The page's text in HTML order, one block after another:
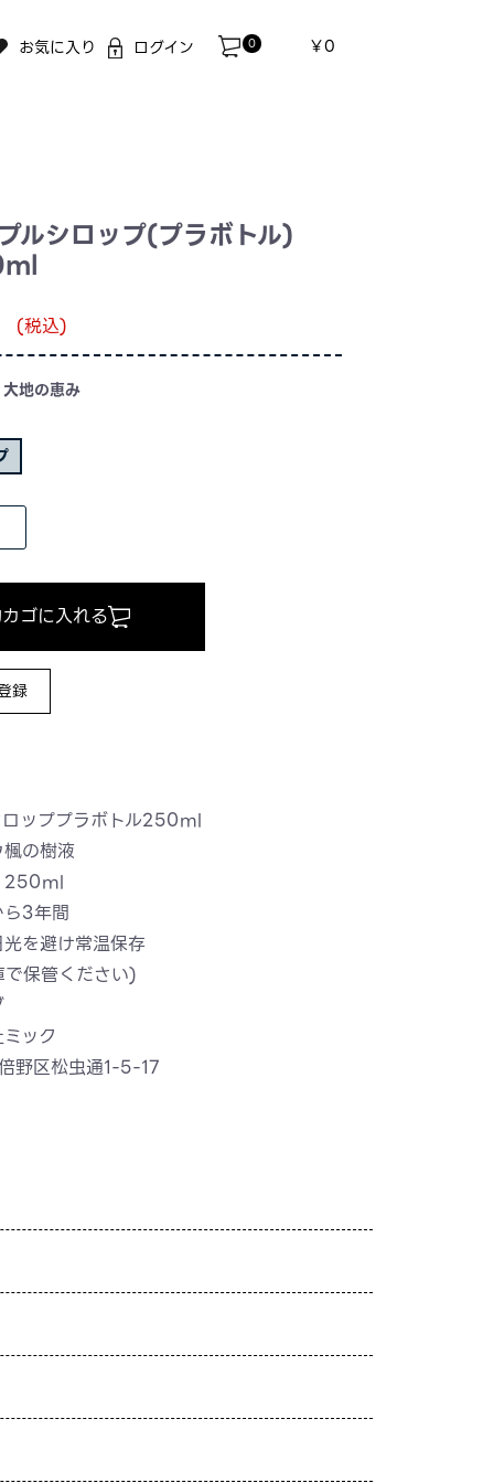
お気に入り ログイン 0 ￥0
ルシロップ(プラボトル)
(税込)
地の恵み
ゴに入れる
録
ッププラボトル250ml
の樹液
250ml
3年間
を避け常温保存
保管ください)
ック
野区松虫通1-5-17